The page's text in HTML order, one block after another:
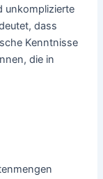
unkomplizierte
dass
Kenntnisse
die in